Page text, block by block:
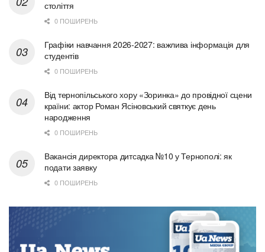
століття
0 ПОШИРЕНЬ
Графіки навчання 2026-2027: важлива інформація для
студентів
0 ПОШИРЕНЬ
Від тернопільського хору «Зоринка» до провідної сцени
країни: актор Роман Ясіновський святкує день
народження
0 ПОШИРЕНЬ
Вакансія директора дитсадка №10 у Тернополі: як
подати заявку
0 ПОШИРЕНЬ